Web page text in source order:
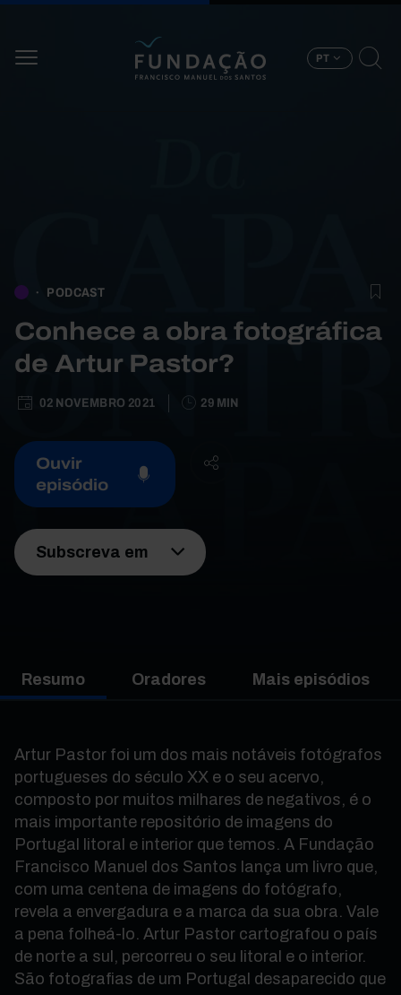
PT
PODCAST
Conhece a obra fotográfica
de Artur Pastor?
02 NOVEMBRO 2021 29 MIN
Ouvir
episódio
Subscreva em
Resumo Oradores Mais episódios
Artur Pastor foi um dos mais notáveis fotógrafos
portugueses do século XX e o seu acervo,
composto por muitos milhares de negativos, é o
mais importante repositório de imagens do
Portugal litoral e interior que temos. A Fundação
Francisco Manuel dos Santos lança um livro que,
com uma centena de imagens do fotógrafo,
revela a envergadura e a marca da sua obra. Vale
a pena folheá-lo. Artur Pastor cartografou o país
de norte a sul, percorreu o seu litoral e o interior.
São fotografias de um Portugal desaparecido que